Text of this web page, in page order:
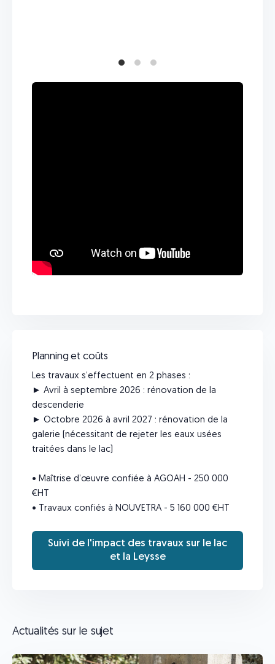
Planning et coûts
Les travaux s’effectuent en 2 phases :
► Avril à septembre 2026 : rénovation de la
descenderie
► Octobre 2026 à avril 2027 : rénovation de la
galerie (nécessitant de rejeter les eaux usées
traitées dans le lac)
• Maîtrise d’œuvre confiée à AGOAH - 250 000
€HT
• Travaux confiés à NOUVETRA - 5 160 000 €HT
Suivi de l'impact des travaux sur le lac
et la Leysse
Actualités sur le sujet